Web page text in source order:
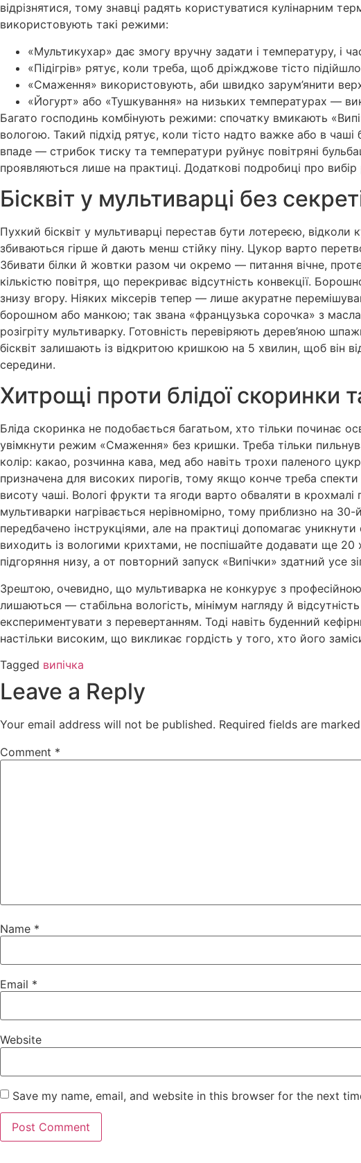
відрізнятися, тому знавці радять користуватися кулінарним
використовують такі режими:
«Мультикухар» дає змогу вручну задати і температуру, і
«Підігрів» рятує, коли треба, щоб дріжджове тісто
«Смаження» використовують, аби швидко зарум’янити
«Йогурт» або «Тушкування» на низьких температурах —
Багато господинь комбінують режими: спочатку вмикають
вологою. Такий підхід рятує, коли тісто надто важке або в
впаде — стрибок тиску та температури руйнує повітряні
проявляються лише на практиці. Додаткові подробиці про
Бісквіт у мультиварці без
Пухкий бісквіт у мультиварці перестав бути лотереєю,
збиваються гірше й дають менш стійку піну. Цукор варто
Збивати білки й жовтки разом чи окремо — питання вічне,
кількістю повітря, що перекриває відсутність конвекції.
знизу вгору. Ніяких міксерів тепер — лише акуратне
борошном або манкою; так звана «французька сорочка» з
розігріту мультиварку. Готовність перевіряють дерев’яною
бісквіт залишають із відкритою кришкою на 5 хвилин, щоб він
середини.
Хитрощі проти блідої скоринки
Бліда скоринка не подобається багатьом, хто тільки починає
увімкнути режим «Смаження» без кришки. Треба тільки
колір: какао, розчинна кава, мед або навіть трохи паленого
призначена для високих пирогів, тому якщо конче треба спекти
висоту чаші. Вологі фрукти та ягоди варто обваляти в
мультиварки нагрівається нерівномірно, тому приблизно на
передбачено інструкціями, але на практиці допомагає
виходить із вологими крихтами, не поспішайте додавати ще 20
підгоряння низу, а от повторний запуск «Випічки» здатний усе
Зрештою, очевидно, що мультиварка не конкурує з
лишаються — стабільна вологість, мінімум нагляду й
експериментувати з перевертанням. Тоді навіть буденний
настільки високим, що викликає гордість у того, хто його
Tagged випічка
Leave a Reply
Your email address will not be published. Required fields are marked
Comment *
Name *
Email *
Website
Save my name, email, and website in this browser for the next